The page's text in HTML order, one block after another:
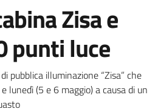
Zisa e
punti luce
notizia
pubblica illuminazione “Zisa” che
lunedì (5 e 6 maggio) a causa di un